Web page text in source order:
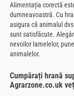
Alimentația corectă
dumneavoastră. Cu
asigura că animalul
sunt satisfăcute.
nevoilor lamelelor,
animalelor.
Cumpărați hrană
Agrarzone.co.uk